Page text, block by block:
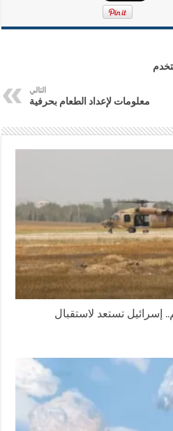
التالي
معلومات لإعداد الطعام بحرفية
تستعد لاستقبال